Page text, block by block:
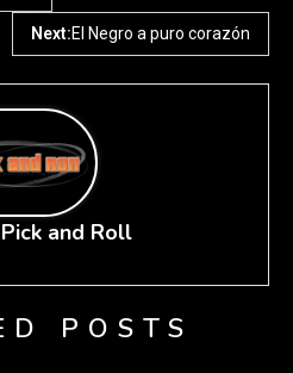
Next:El Negro a puro corazón
and Roll
POSTS